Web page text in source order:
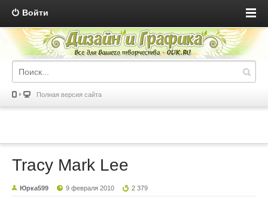
Войти
Полная версия сайта
Tracy Mark Lee
Юрка599 9 февраля 2010 2 379